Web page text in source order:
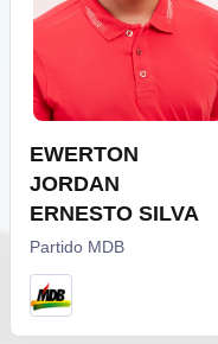
EWERTON
JORDAN
ERNESTO SILVA
Partido MDB